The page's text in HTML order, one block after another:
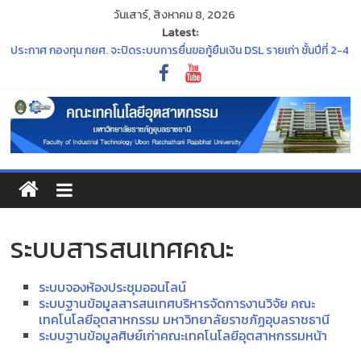
วันเสาร์, สิงหาคม 8, 2026
Latest:
ประกาศ กองทุน กยศ. จะปิดระบบการยื่นขอกู้ยืมเงิน DSL รายเก่า ชั้นปีที่ 2-4
“พิธีไหว้ครู ประจำปีการศึกษา ๒๕๖๙”
ร่วมสืบสานและอนุรักษ์ศิลปวัฒนธรรมอันทรงคุณค่าของจังหวัด
อุบลราชธานี ในงาน ประเพณีแห่เทียนพรรษา
ขอแสดงความยินดีแก่คณาจารย์ที่สภามหาวิทยาลัยมีมติแต่งตั้งให้ดำรง
ตำแหน่งทางวิชาการ
ประกาศมหาวิทยาลัยราชภัฏอุบลราชธานี เรื่อง การกำหนดระยะเวลาการจัด
กิจกรรมเตรียมความพร้อมนักศึกษาใหม่ ประจำปีการศึกษา ๒๕๖๙
ระบบสารสนเทศคณะ
ระบบจองห้องประชุมออนไลน์
ระบบฐานข้อมูลสารสนเทศบริหารจัดการงานวิจัย คณะ
เทคโนโลยีอุตสาหกรรม มหาวิทยาลัยราชภัฏอุบลราชธานี
ระบบฐานข้อมูลศิษย์เก่าคณะเทคโนโลยีอุตสาหกรรมหน้า